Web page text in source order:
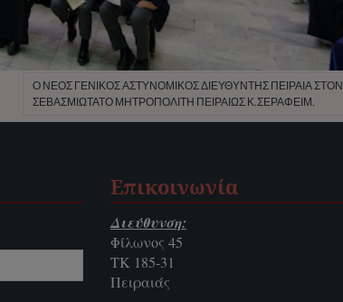
Ο ΝΈΟΣ ΓΕΝΙΚΌΣ ΑΣΤΥΝΟΜΙΚΌΣ ΔΙΕΥΘΥΝΤΉΣ ΠΕΙΡΑΙΆ ΣΤΟΝ
ΣΕΒΑΣΜΙΏΤΑΤΟ ΜΗΤΡΟΠΟΛΊΤΗ ΠΕΙΡΑΙΏΣ Κ.ΣΕΡΑΦΕΊΜ.
Επικοινωνία
Διεύθυνση:
Φίλωνος 45
ΤΚ 185-31
Πειραιάς